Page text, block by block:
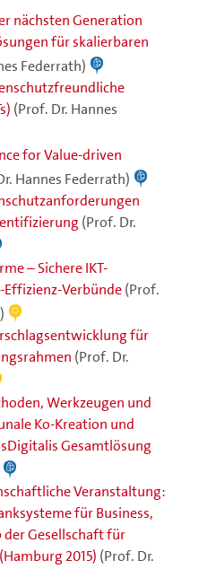
nächsten Generation
für skalierbaren
Federrath)
(Prof. Dr. Hannes
for Value-driven
Hannes Federrath)
(Prof. Dr.
– Sichere IKT-
Verbünde(Prof.
für
(Prof. Dr.
Werkzeugen und
Ko-Kreation und
Gesamtlösung
Veranstaltung:
für Business,
der Gesellschaft für
2015) (Prof. Dr.